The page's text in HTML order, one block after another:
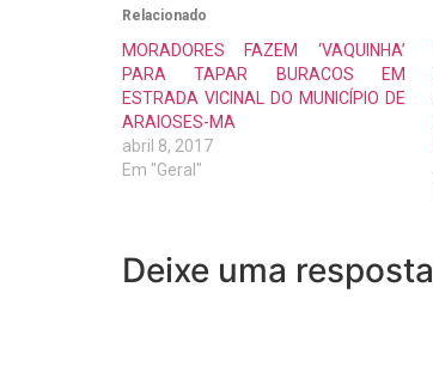
Relacionado
MORADORES FAZEM ‘VAQUINHA’
PARA TAPAR BURACOS EM
ESTRADA VICINAL DO MUNICÍPIO DE
ARAIOSES-MA
abril 8, 2017
Em "Geral"
Deixe uma resposta